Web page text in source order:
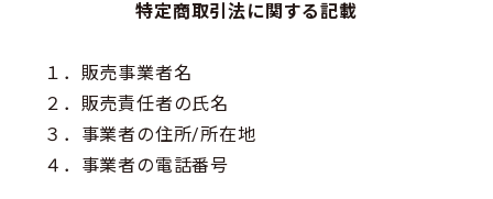
特定商取引法に関する記載
１．販売事業者名
２．販売責任者の氏名
３．事業者の住所/所在地
４．事業者の電話番号